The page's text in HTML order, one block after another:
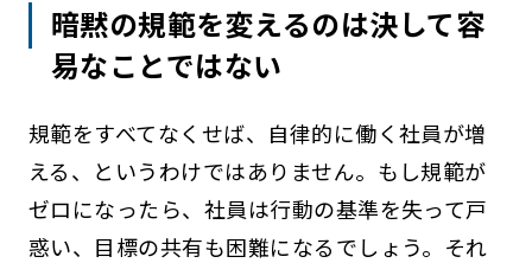
暗黙の規範を変えるのは決して容
易なことではない
規範をすべてなくせば、自律的に働く社員が増
える、というわけではありません。もし規範が
ゼロになったら、社員は行動の基準を失って戸
惑い、目標の共有も困難になるでしょう。それ